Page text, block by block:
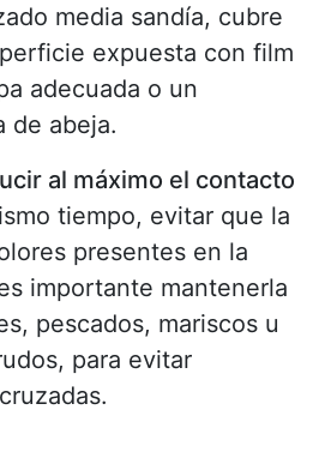
media sandía, cubre
expuesta con film
adecuada o un
de abeja.
al máximo el contacto
tiempo, evitar que la
presentes en la
importante mantenerla
pescados, mariscos u
para evitar